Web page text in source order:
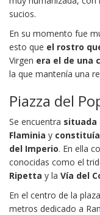
sucios.
En su momento fue
esto que el rostro
Virgen era el de una
la que mantenía una
Piazza del
Se encuentra situada
Flaminia y
del Imperio. En ella
conocidas como el
Ripetta y la Vía del
En el centro de la
metros dedicado a